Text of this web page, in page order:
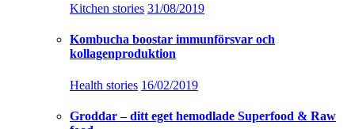
Kitchen stories 31/08/2019
Kombucha boostar immunförsvar och
kollagenproduktion
Health stories 16/02/2019
Groddar – ditt eget hemodlade Superfood & Raw